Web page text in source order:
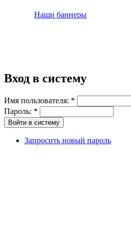
Наши баннеры
Вход в систему
Имя пользователя: *
Пароль: *
Запросить новый пароль